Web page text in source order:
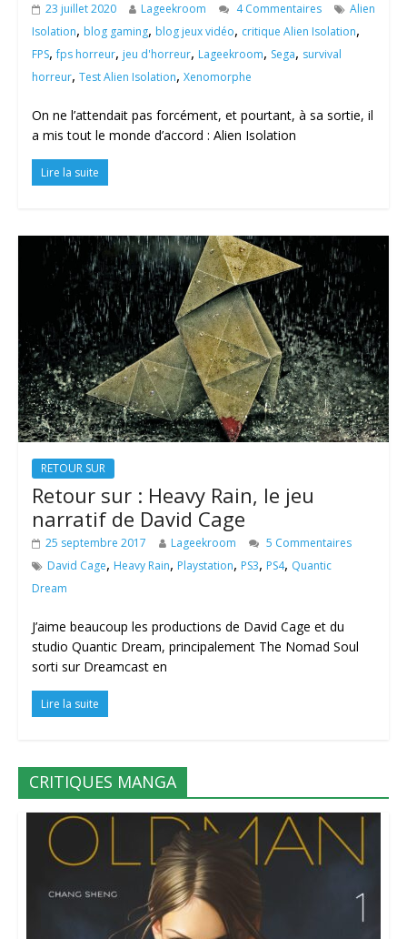
23 juillet 2020 Lageekroom 4 Commentaires
Alien
Isolation, blog gaming, blog jeux vidéo, critique Alien Isolation,
FPS,fps horreur, jeu d'horreur, Lageekroom, Sega, survival
horreur, Test Alien Isolation, Xenomorphe
On ne l’attendait pas forcément, et pourtant, à sa sortie, il
a mis tout le monde d’accord : Alien Isolation
Lire la suite
RETOUR SUR
Retour sur : Heavy Rain, le jeu
narratif de David Cage
25 septembre 2017 Lageekroom
5 Commentaires
David Cage, Heavy Rain, Playstation, PS3, PS4, Quantic
Dream
J’aime beaucoup les productions de David Cage et du
studio Quantic Dream, principalement The Nomad Soul
sorti sur Dreamcast en
Lire la suite
CRITIQUES MANGA